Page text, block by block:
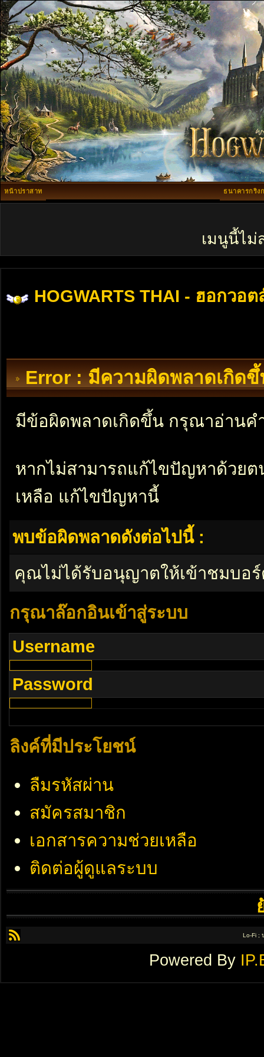
หน้าปราสาท ธนาคารกริง
เมนูนี้ไม่
HOGWARTS THAI - ฮอกวอต
Error : มีความผิดพลาดเกิดขึ้
มีข้อผิดพลาดเกิดขึ้น กรุณาอ่านค
หากไม่สามารถแก้ไขปัญหาด้วย
เหลือ แก้ไขปัญหานี้
พบข้อผิดพลาดดังต่อไปนี้ :
คุณไม่ได้รับอนุญาตให้เข้าชมบอ
กรุณาล๊อกอินเข้าสู่ระบบ
Username
Password
ลิงค์ที่มีประโยชน์
ลืมรหัสผ่าน
สมัครสมาชิก
เอกสารความช่วยเหลือ
ติดต่อผู้ดูแลระบบ
Lo-Fi ;
Powered By